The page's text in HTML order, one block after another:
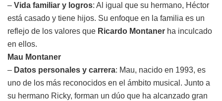
– Vida familiar y logros: Al igual que su hermano, Héctor
está casado y tiene hijos. Su enfoque en la familia es un
reflejo de los valores que Ricardo Montaner ha inculcado
en ellos.
Mau Montaner
– Datos personales y carrera: Mau, nacido en 1993, es
uno de los más reconocidos en el ámbito musical. Junto a
su hermano Ricky, forman un dúo que ha alcanzado gran